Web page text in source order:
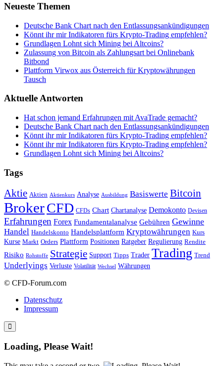
Neueste Themen
Deutsche Bank Chart nach den Entlassungsankündigungen
Könnt ihr mir Indikatoren fürs Krypto-Trading empfehlen?
Grundlagen Lohnt sich Mining bei Altcoins?
Zulassung von Bitcoin als Zahlungsart bei Onlinebank
Bitbond
Plattform Virwox aus Österreich für Kryptowährungen
Tausch
Aktuelle Antworten
Hat schon jemand Erfahrungen mit AvaTrade gemacht?
Deutsche Bank Chart nach den Entlassungsankündigungen
Könnt ihr mir Indikatoren fürs Krypto-Trading empfehlen?
Könnt ihr mir Indikatoren fürs Krypto-Trading empfehlen?
Grundlagen Lohnt sich Mining bei Altcoins?
Tags
Aktie Aktien Aktienkurs Analyse Ausbildung Basiswerte Bitcoin
BrokerCFD CFDs Chart Chartanalyse Demokonto Devisen
Erfahrungen Forex Fundamentalanalyse Gebühren Gewinne
Handel Handelskonto Handelsplattform Kryptowährungen Kurs
Kurse Markt Orders Plattform Positionen Ratgeber Regulierung Rendite
Risiko Rohstoffe Strategie Support Tipps Trader Trading Trend
Underlyings Verluste Volatilität Wechsel Währungen
© CFD-Forum.com
Datenschutz
Impressum
Loading, Please Wait!